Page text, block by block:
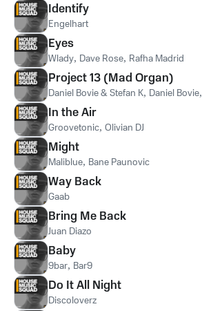
Identify
Engelhart
Eyes
Wlady, Dave Rose, Rafha Madrid
Project 13 (Mad Organ)
Daniel Bovie & Stefan K, Daniel Bovie,
In the Air
Groovetonic, Olivian DJ
Might
Maliblue, Bane Paunovic
Way Back
Gaab
Bring Me Back
Juan Diazo
Baby
9bar, Bar9
Do It All Night
Discoloverz